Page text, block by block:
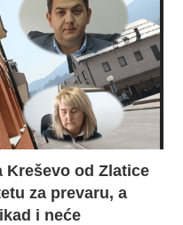
Kreševo od Zlatice
za prevaru, a
i neće